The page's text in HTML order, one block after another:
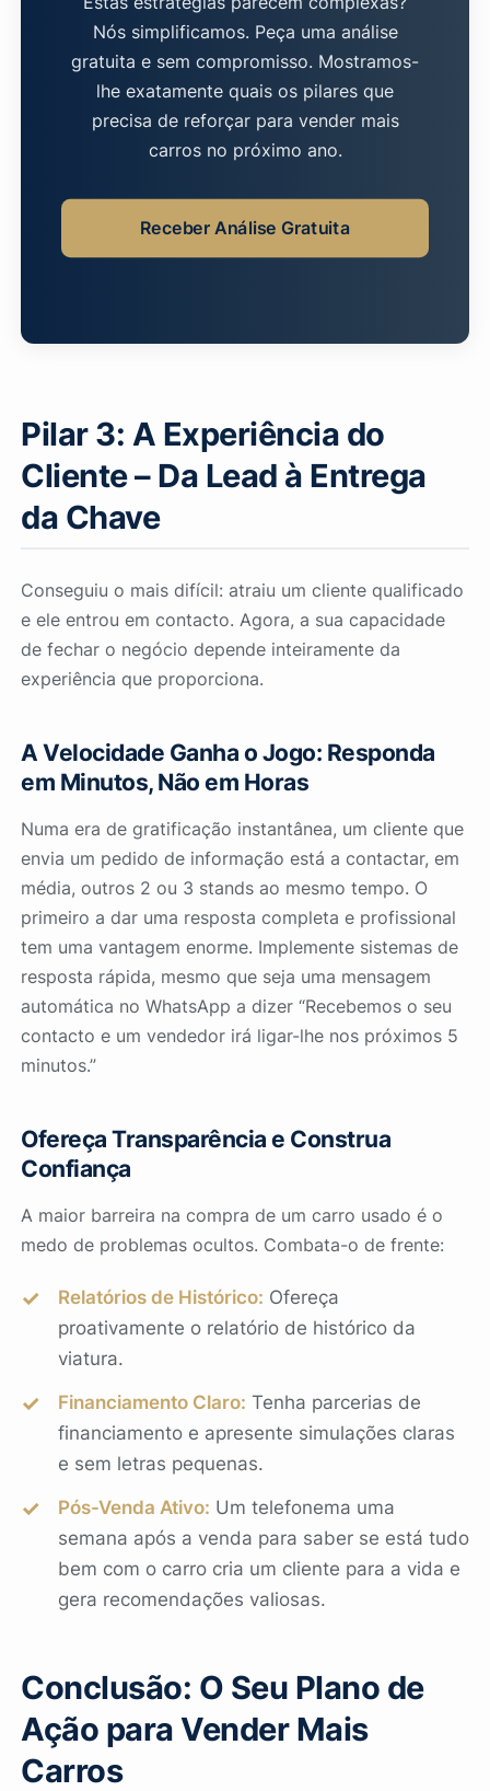
Nós simplificamos. Peça uma análise
gratuita e sem compromisso. Mostramos-
lhe exatamente quais os pilares que
precisa de reforçar para vender mais
carros no próximo ano.
Receber Análise Gratuita
Pilar 3: A Experiência do
Cliente – Da Lead à Entrega
da Chave
Conseguiu o mais difícil: atraiu um cliente qualificado
e ele entrou em contacto. Agora, a sua capacidade
de fechar o negócio depende inteiramente da
experiência que proporciona.
A Velocidade Ganha o Jogo: Responda
em Minutos, Não em Horas
Numa era de gratificação instantânea, um cliente que
envia um pedido de informação está a contactar, em
média, outros 2 ou 3 stands ao mesmo tempo. O
primeiro a dar uma resposta completa e profissional
tem uma vantagem enorme. Implemente sistemas de
resposta rápida, mesmo que seja uma mensagem
automática no WhatsApp a dizer “Recebemos o seu
contacto e um vendedor irá ligar-lhe nos próximos 5
minutos.”
Ofereça Transparência e Construa
Confiança
A maior barreira na compra de um carro usado é o
medo de problemas ocultos. Combata-o de frente:
Relatórios de Histórico: Ofereça
proativamente o relatório de histórico da
viatura.
Financiamento Claro: Tenha parcerias de
financiamento e apresente simulações claras
e sem letras pequenas.
Pós-Venda Ativo: Um telefonema uma
semana após a venda para saber se está tudo
bem com o carro cria um cliente para a vida e
gera recomendações valiosas.
Conclusão: O Seu Plano de
Ação para Vender Mais
Carros